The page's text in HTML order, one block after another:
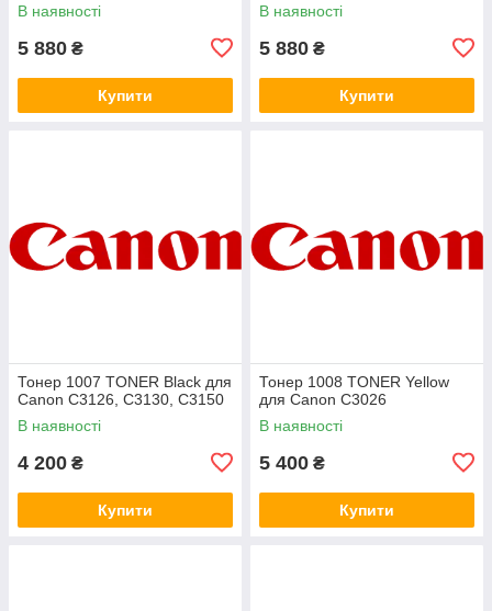
В наявності
5 880 ₴
Купити
В наявності
5 880 ₴
Купити
Тонер 1007 TONER Black для
Canon C3126, C3130, C3150
В наявності
4 200 ₴
Купити
Тонер 1008 TONER Yellow
для Canon C3026
В наявності
5 400 ₴
Купити